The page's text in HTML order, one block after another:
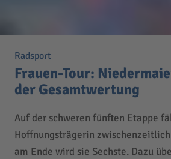
Radsport
Frauen-Tour:
der Gesamtwertung
Auf der schweren fünften Etappe
Hoffnungsträgerin
am Ende wird sie Sechste. Dazu